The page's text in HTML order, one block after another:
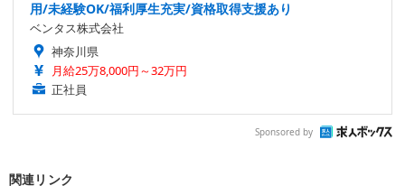
用/未経験OK/福利厚生充実/資格取得支援あり
ベンタス株式会社
神奈川県
月給25万8,000円～32万円
正社員
Sponsored by
関連リンク